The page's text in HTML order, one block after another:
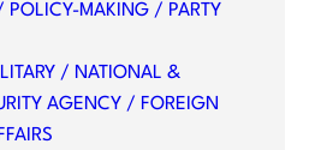
MAKING / PARTY
/ NATIONAL &
AGENCY / FOREIGN